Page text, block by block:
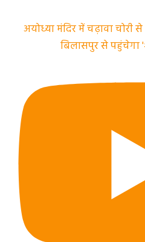
अयोध्या मंदिर में चढ़ावा
बिलासपुर से पहुंचेगा